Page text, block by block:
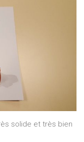
solide et très bien